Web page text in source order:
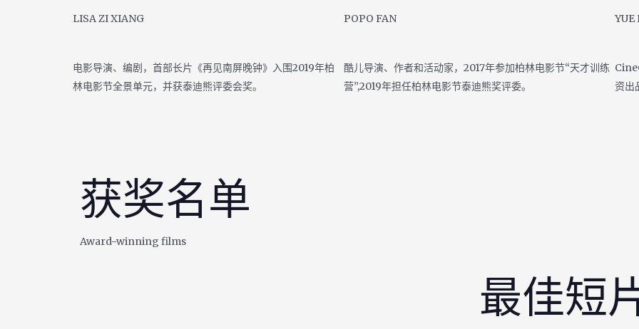
LISA ZI XIANG
电影导演、编剧，首部长片《再见南屏晚钟》入围2019年柏
林电影节全景单元，并获泰迪熊评委会奖。
POPO FAN
酷儿导演、作者和活动家，2017年参加柏林电影节“天才训练
营”,2019年担任柏林电影节泰迪熊奖评委。
YUE
资出
获奖名单
Award-winning films
最佳短